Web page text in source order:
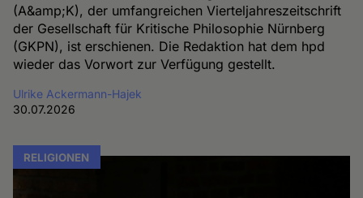
(A&amp;K), der umfangreichen Vierteljahreszeitschrift
der Gesellschaft für Kritische Philosophie Nürnberg
(GKPN), ist erschienen. Die Redaktion hat dem hpd
wieder das Vorwort zur Verfügung gestellt.
Ulrike Ackermann-Hajek
30.07.2026
RELIGIONEN